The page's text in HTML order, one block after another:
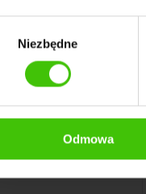
Niezbędne
Odmowa
szerokie